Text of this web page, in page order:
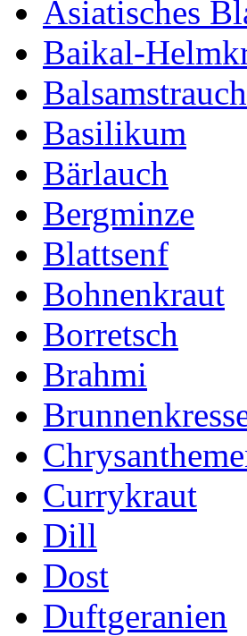
Asiatisches
Baikal-
Balsamstrauch
Basilikum
Bärlauch
Bergminze
Blattsenf
Bohnenkraut
Borretsch
Brahmi
Currykraut
Dill
Dost
Duftgeranien